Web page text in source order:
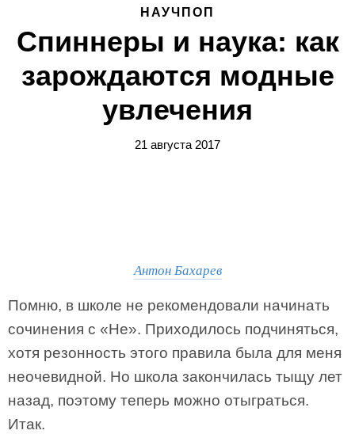
НАУЧПОП
Спиннеры и наука: как
зарождаются модные
увлечения
21 августа 2017
Антон Бахарев
Помню, в школе не рекомендовали начинать
сочинения с «Не». Приходилось подчиняться,
хотя резонность этого правила была для меня
неочевидной. Но школа закончилась тыщу лет
назад, поэтому теперь можно отыграться.
Итак.